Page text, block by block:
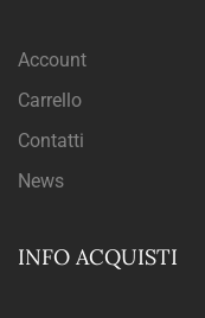
Account
Carrello
Contatti
News
INFO ACQUISTI